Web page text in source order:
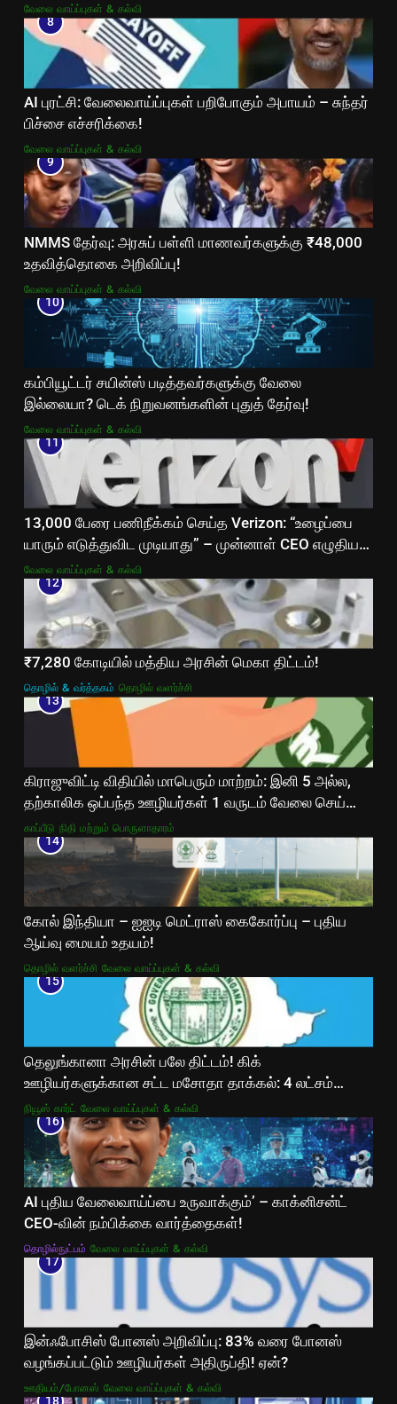
வேலை வாய்ப்புகள் & கல்வி
8
AI புரட்சி: வேலைவாய்ப்புகள் பறிபோகும் அபாயம் – சுந்தர்
பிச்சை எச்சரிக்கை!
வேலை வாய்ப்புகள் & கல்வி
9
NMMS தேர்வு: அரசுப் பள்ளி மாணவர்களுக்கு ₹48,000
உதவித்தொகை அறிவிப்பு!
வேலை வாய்ப்புகள் & கல்வி
10
கம்பியூட்டர் சயின்ஸ் படித்தவர்களுக்கு வேலை
இல்லையா? டெக் நிறுவனங்களின் புதுத் தேர்வு!
வேலை வாய்ப்புகள் & கல்வி
11
13,000 பேரை பணிநீக்கம் செய்த Verizon: “உழைப்பை
யாரும் எடுத்துவிட முடியாது” – முன்னாள் CEO எழுதிய
உருக்கமான கடிதம்!
வேலை வாய்ப்புகள் & கல்வி
12
₹7,280 கோடியில் மத்திய அரசின் மெகா திட்டம்!
தொழில் & வர்த்தகம் தொழில் வளர்ச்சி
13
கிராஜுவிட்டி விதியில் மாபெரும் மாற்றம்: இனி 5 அல்ல,
தற்காலிக ஒப்பந்த ஊழியர்கள் 1 வருடம் வேலை செய்தால்
போதும்!
காப்பீடு நிதி மற்றும் பொருளாதாரம்
14
கோல் இந்தியா – ஐஐடி மெட்ராஸ் கைகோர்ப்பு – புதிய
ஆய்வு மையம் உதயம்!
தொழில் வளர்ச்சி வேலை வாய்ப்புகள் & கல்வி
15
தெலுங்கானா அரசின் பலே திட்டம்! கிக்
ஊழியர்களுக்கான சட்ட மசோதா தாக்கல்: 4 லட்சம்
ஊழியர்களுக்கு சமூகப் பாதுகாப்பு உறுதி!
நியூஸ் கார்ட் வேலை வாய்ப்புகள் & கல்வி
16
AI புதிய வேலைவாய்ப்பை உருவாக்கும்’ – காக்னிசன்ட்
CEO-வின் நம்பிக்கை வார்த்தைகள்!
தொழில்நுட்பம் வேலை வாய்ப்புகள் & கல்வி
17
இன்ஃபோசிஸ் போனஸ் அறிவிப்பு: 83% வரை போனஸ்
வழங்கப்பட்டும் ஊழியர்கள் அதிருப்தி! ஏன்?
ஊதியம்/போனஸ் வேலை வாய்ப்புகள் & கல்வி